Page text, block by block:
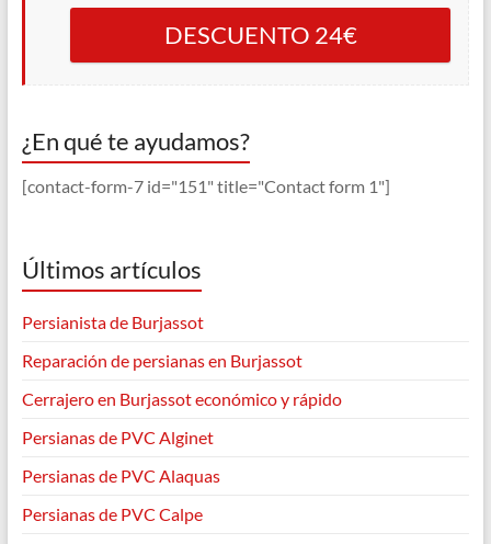
DESCUENTO 24€
¿En qué te ayudamos?
[contact-form-7 id="151" title="Contact form 1"]
Últimos artículos
Persianista de Burjassot
Reparación de persianas en Burjassot
Cerrajero en Burjassot económico y rápido
Persianas de PVC Alginet
Persianas de PVC Alaquas
Persianas de PVC Calpe